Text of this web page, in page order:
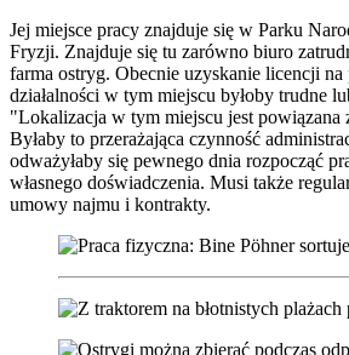
Jej miejsce pracy znajduje się w Parku
Fryzji. Znajduje się tu zarówno biuro
farma ostryg. Obecnie uzyskanie licencji na
działalności w tym miejscu byłoby trudne
"Lokalizacja w tym miejscu jest powiązana
Byłaby to przerażająca czynność
odważyłaby się pewnego dnia rozpocząć
własnego doświadczenia. Musi także
umowy najmu i kontrakty.